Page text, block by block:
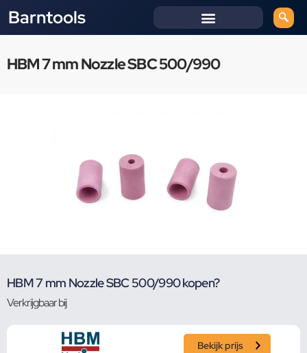
Barntools
HBM 7 mm Nozzle SBC 500/990
HBM 7 mm Nozzle SBC 500/990 kopen?
Verkrijgbaar bij
Bekijk prijs